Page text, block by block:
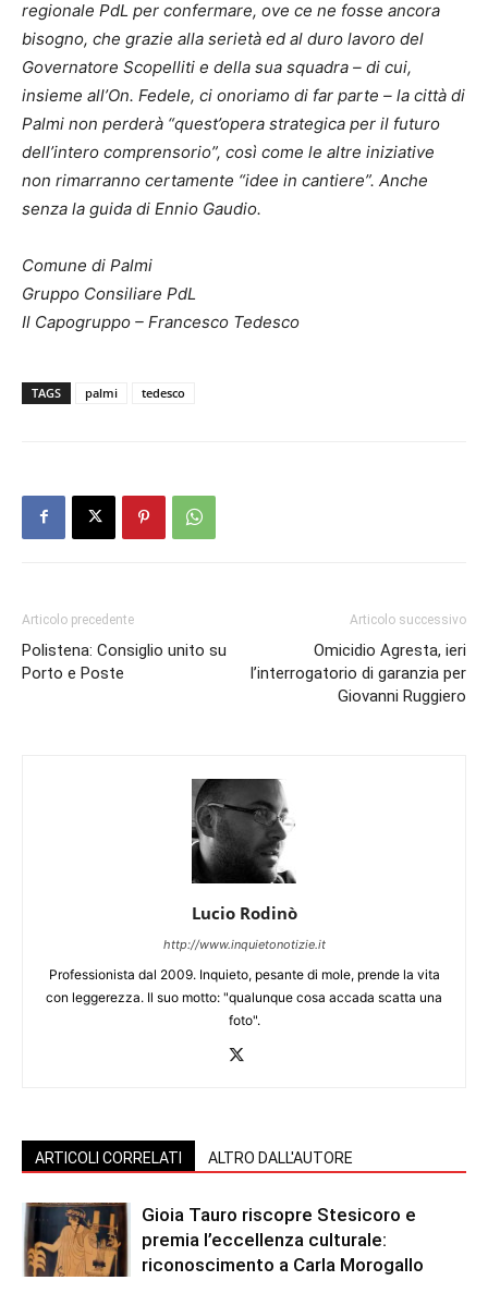
regionale PdL per confermare, ove ce ne fosse ancora
bisogno, che grazie alla serietà ed al duro lavoro del
Governatore Scopelliti e della sua squadra – di cui,
insieme all’On. Fedele, ci onoriamo di far parte – la città di
Palmi non perderà “quest’opera strategica per il futuro
dell’intero comprensorio”, così come le altre iniziative
non rimarranno certamente “idee in cantiere”. Anche
senza la guida di Ennio Gaudio.
Comune di Palmi
Gruppo Consiliare PdL
Il Capogruppo – Francesco Tedesco
TAGS palmi tedesco
Articolo precedente
Polistena: Consiglio unito su
Porto e Poste
Articolo successivo
Omicidio Agresta, ieri
l’interrogatorio di garanzia per
Giovanni Ruggiero
Lucio Rodinò
http://www.inquietonotizie.it
Professionista dal 2009. Inquieto, pesante di mole, prende la vita
con leggerezza. Il suo motto: "qualunque cosa accada scatta una
foto".
ARTICOLI CORRELATI ALTRO DALL'AUTORE
Gioia Tauro riscopre Stesicoro e
premia l’eccellenza culturale:
riconoscimento a Carla Morogallo